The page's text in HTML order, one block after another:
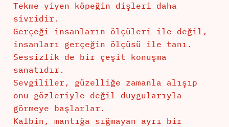
Tekme yiyen köpeğin dişleri daha
sivridir.
Gerçeği insanların ölçüleri ile değil,
insanları gerçeğin ölçüsü ile tanı.
Sessizlik de bir çeşit konuşma
sanatıdır.
Sevgililer, güzelliğe zamanla alışıp
onu gözleriyle değil duygularıyla
görmeye başlarlar.
Kalbin, mantığa sığmayan ayrı bir